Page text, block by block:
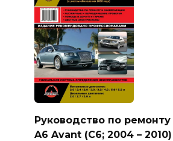
Руководство по
A6 Avant (C6; 2004 – 2010)